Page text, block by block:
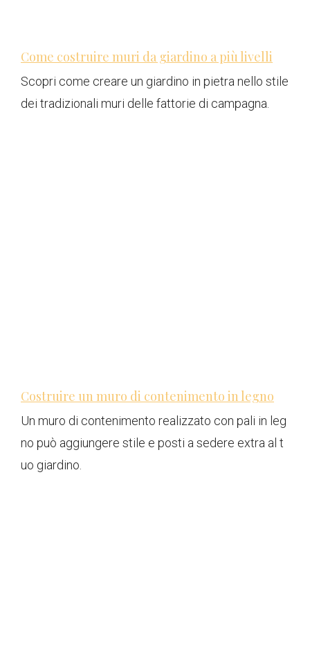
Come costruire muri da giardino a più livelli
Scopri come creare un giardino in pietra nello stile
dei tradizionali muri delle fattorie di campagna.
Costruire un muro di contenimento in legno
Un muro di contenimento realizzato con pali in leg
no può aggiungere stile e posti a sedere extra al t
uo giardino.